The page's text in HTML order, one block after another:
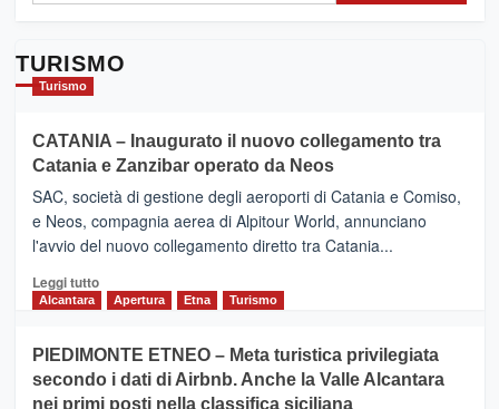
TURISMO
Turismo
CATANIA – Inaugurato il nuovo collegamento tra
Catania e Zanzibar operato da Neos
SAC, società di gestione degli aeroporti di Catania e Comiso,
e Neos, compagnia aerea di Alpitour World, annunciano
l'avvio del nuovo collegamento diretto tra Catania...
Leggi tuttoLeggi
CATANIA
–
Alcantara Apertura Etna Turismo
PIEDIMONTE ETNEO – Meta turistica privilegiata
secondo i dati di Airbnb. Anche la Valle Alcantara
nei primi posti nella classifica siciliana